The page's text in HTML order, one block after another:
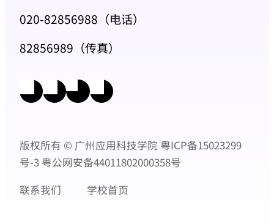
020-82856988（电话）
82856989（传真）
版权所有 © 广州应用科技学院 粤ICP备15023299
号-3 粤公网安备44011802000358号
联系我们
学校首页